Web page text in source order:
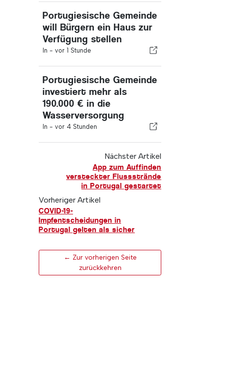
Portugiesische Gemeinde
will Bürgern ein Haus zur
Verfügung stellen
In - vor 1 Stunde
Portugiesische Gemeinde
investiert mehr als
190.000 € in die
Wasserversorgung
In - vor 4 Stunden
Nächster Artikel
App zum Auffinden
versteckter Flussstrände
in Portugal gestartet
Vorheriger Artikel
COVID-19-
Impfentscheidungen in
Portugal gelten als sicher
← Zur vorherigen Seite
zurückkehren